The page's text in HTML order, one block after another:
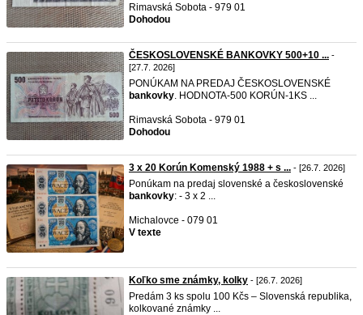
Rimavská Sobota - 979 01
Dohodou
ČESKOSLOVENSKÉ BANKOVKY 500+10 ... -
[27.7. 2026]
PONÚKAM NA PREDAJ ČESKOSLOVENSKÉ
bankovky. HODNOTA-500 KORÚN-1KS ...
Rimavská Sobota - 979 01
Dohodou
3 x 20 Korún Komenský 1988 + s ... - [26.7. 2026]
Ponúkam na predaj slovenské a československé
bankovky: - 3 x 2 ...
Michalovce - 079 01
V texte
Koľko sme známky, kolky - [26.7. 2026]
Predám 3 ks spolu 100 Kčs – Slovenská republika,
kolkované známky ...